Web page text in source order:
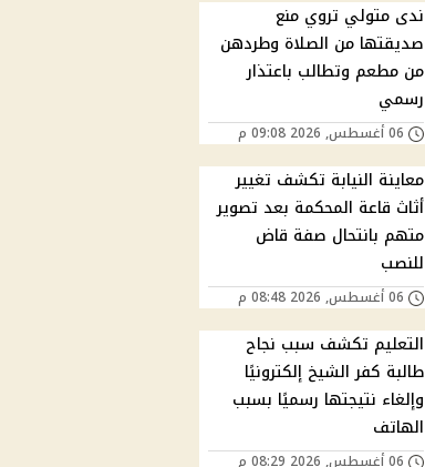
ندى متولي تروي منع
صديقتها من الصلاة وطردهن
من مطعم وتطالب باعتذار
رسمي
06 أغسطس, 2026 09:08 م
معاينة النيابة تكشف تغيير
أثاث قاعة المحكمة بعد تصوير
متهم بانتحال صفة قاض
للنصب
06 أغسطس, 2026 08:48 م
التعليم تكشف سبب نجاح
طالبة كفر الشيخ إلكترونيًا
وإلغاء نتيجتها رسميًا بسبب
الهاتف
06 أغسطس, 2026 08:29 م